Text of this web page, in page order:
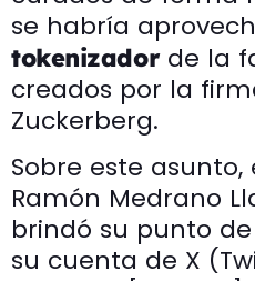
se habría
tokenizadorde la
creados por la
Zuckerberg.
Sobre este
Ramón Medrano
brindó su punto
su cuenta de X